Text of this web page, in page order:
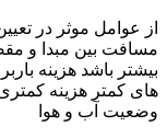
از عوامل موثر در
مسافت بین مبدا و
بیشتر باشد هزینه
های کمتر هزینه
وضعیت آب و هوا